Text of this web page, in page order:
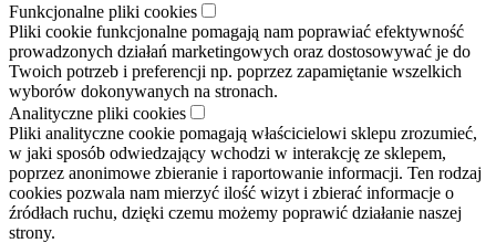
Funkcjonalne pliki cookies
Pliki cookie funkcjonalne pomagają nam poprawiać efektywność
prowadzonych działań marketingowych oraz dostosowywać je do
Twoich potrzeb i preferencji np. poprzez zapamiętanie wszelkich
wyborów dokonywanych na stronach.
Analityczne pliki cookies
Pliki analityczne cookie pomagają właścicielowi sklepu zrozumieć,
w jaki sposób odwiedzający wchodzi w interakcję ze sklepem,
poprzez anonimowe zbieranie i raportowanie informacji. Ten rodzaj
cookies pozwala nam mierzyć ilość wizyt i zbierać informacje o
źródłach ruchu, dzięki czemu możemy poprawić działanie naszej
strony.